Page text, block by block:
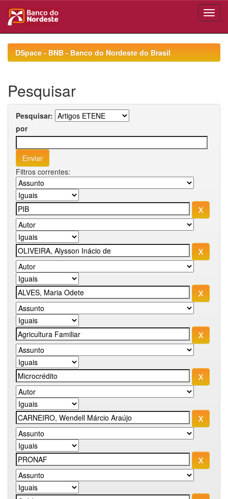
navigationDSpace - BNB - Banco do Nordeste do Brasil
Pesquisar
Pesquisar:
por
Filtros correntes: